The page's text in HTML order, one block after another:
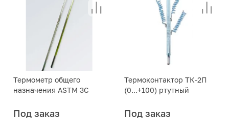
Термометр общего
назначения ASTM 3С
Под заказ
Термоконтактор ТК-2П
(0...+100) ртутный
Под заказ